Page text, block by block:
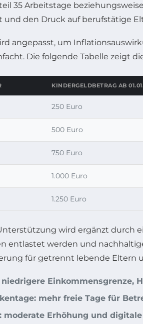
35 Arbeitstage
und den Druck auf berufstätige
angepasst, um
Die folgende Tabelle zeigt
KINDERGELDBETRAG AB
250 Euro
500 Euro
750 Euro
1.000 Euro
1.250 Euro
wird ergänzt durch
entlastet werden und
für getrennt lebende Eltern
Einkommensgrenze,
mehr freie Tage für
moderate Erhöhung und